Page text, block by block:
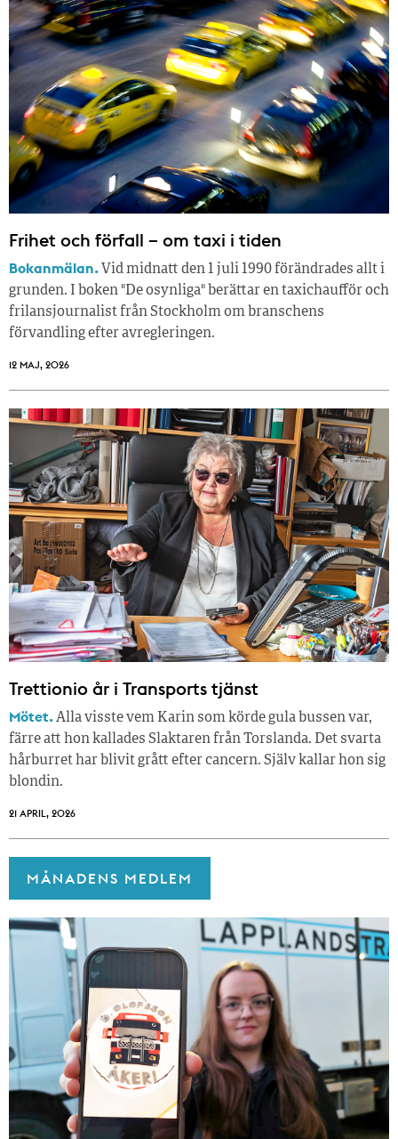
Frihet och förfall – om taxi i tiden
Bokanmälan. Vid midnatt den 1 juli 1990 förändrades allt i
grunden. I boken "De osynliga" berättar en taxichaufför och
frilansjournalist från Stockholm om branschens
förvandling efter avregleringen.
12 MAJ, 2026
Trettionio år i Transports tjänst
Mötet.Alla visste vem Karin som körde gula bussen var,
färre att hon kallades Slaktaren från Torslanda. Det svarta
hårburret har blivit grått efter cancern. Själv kallar hon sig
blondin.
21 APRIL, 2026
MÅNADENS MEDLEM